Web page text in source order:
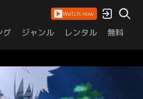
Watch now
グ ジャンル レンタル 無料